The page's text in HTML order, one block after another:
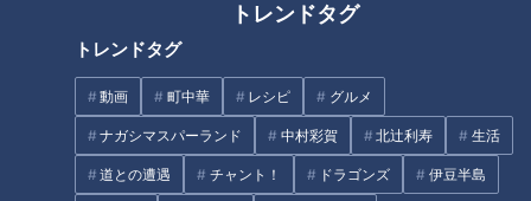
トレンドタグ
トレンドタグ
動画 町中華 レシピ グルメ
ナガシマスパーランド 中村彩賀 北辻利寿 生活
道との遭遇 チャント！ ドラゴンズ 伊豆半島
高校生お笑いコンビ「今年『M-
1』に出たんですけど…」 でき
たて「お笑い同好会」は文化祭
70年以上スープを継ぎ足す“黒
いラーメン”！？ 24時間休まず
煮込み続ける厨房に潜入！今食